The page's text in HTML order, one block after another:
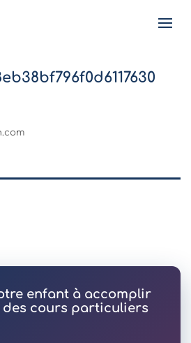
enfant à accomplir
des cours particuliers